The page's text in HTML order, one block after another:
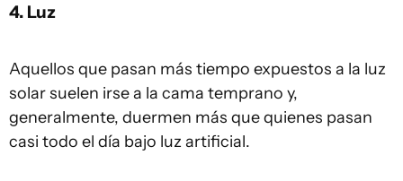
4. Luz
Aquellos que pasan más tiempo expuestos a la luz
solar suelen irse a la cama temprano y,
generalmente, duermen más que quienes pasan
casi todo el día bajo luz artificial.